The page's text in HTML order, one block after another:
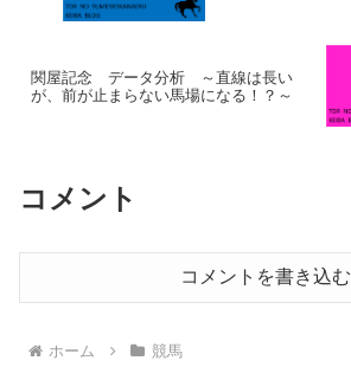
関屋記念 データ分析 ～直線は長い
が、前が止まらない馬場になる！？～
コメント
コメントを書き込む
ホーム 競馬